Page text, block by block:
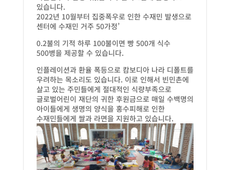
있습니다.
2022년 10월부터 집중폭우로 인한 수재민 발생으로
센터에 수재민 거주 50가정’
0.2불의 기적 하루100불이면 빵500개 식수
500병을 제공할 수 있습니다.
인플레이션과 환율 폭등으로 캄보디아 나라 디폴트를
우려하는목소리도 있습니다. 이로 인해서 빈민촌에
살고 있는 주민들에게 절대적인 식량부족으로
글로벌어린이 재단의 귀한 후원금으로 매일 수백명의
아이들에게 생명의 양식을 홍수피해로 인한
수재민들에게 쌀과 라면을 지원하고 있습니다.